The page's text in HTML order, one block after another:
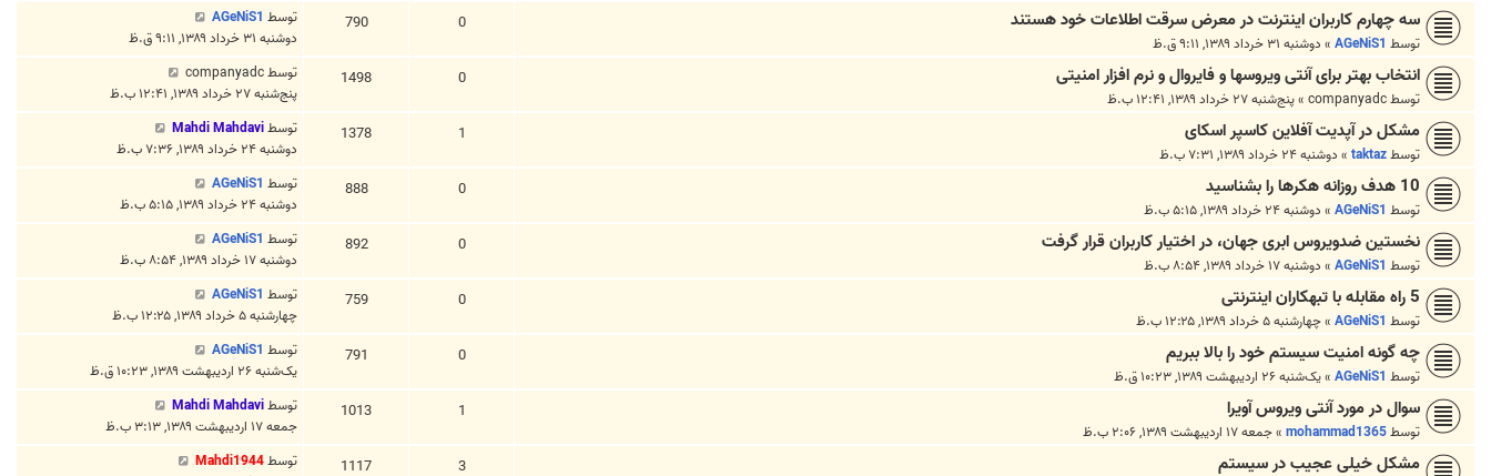
سه چهارم كاربران اينترنت در معرض سرقت اطلاعات خود هستند
توسط AGeNiS1
» دوشنبه ۳۱ خرداد ۱۳۸۹, ۹:۱۱ ق.ظ
0
790 توسط AGeNiS1
دوشنبه ۳۱ خرداد ۱۳۸۹, ۹:۱۱ ق.ظ
انتخاب بهتر برای آنتی ویروسها و فایروال و نرم افزار امنیتی
توسطcompanyadc
»پنج‌شنبه ۲۷ خرداد ۱۳۸۹, ۱۲:۴۱ ب.ظ
0
1498 توسطcompanyadc
پنج‌شنبه ۲۷ خرداد ۱۳۸۹, ۱۲:۴۱ ب.ظ
مشکل در آپدیت آفلاین کاسپر اسکای
توسطtaktaz
» دوشنبه ۲۴ خرداد ۱۳۸۹, ۷:۳۱ ب.ظ
1
1378 توسطMahdi Mahdavi
دوشنبه ۲۴ خرداد ۱۳۸۹, ۷:۳۶ ب.ظ
10 هدف روزانه هکرها را بشناسید
توسط AGeNiS1
» دوشنبه ۲۴ خرداد ۱۳۸۹, ۵:۱۵ ب.ظ
0
888 توسط AGeNiS1
دوشنبه ۲۴ خرداد ۱۳۸۹, ۵:۱۵ ب.ظ
نخستین ضدویروس ابری جهان، در اختیار کاربران قرار گرفت
توسط AGeNiS1
» دوشنبه ۱۷ خرداد ۱۳۸۹, ۸:۵۴ ب.ظ
0
892 توسط AGeNiS1
دوشنبه ۱۷ خرداد ۱۳۸۹, ۸:۵۴ ب.ظ
5 راه مقابله با تبهکاران اینترنتی
توسط AGeNiS1
»چهارشنبه ۵ خرداد ۱۳۸۹, ۱۲:۲۵ ب.ظ
0
759 توسط AGeNiS1
چهارشنبه ۵ خرداد ۱۳۸۹, ۱۲:۲۵ ب.ظ
چه گونه امنیت سیستم خود را بالا ببریم
توسط AGeNiS1
»یک‌شنبه ۲۶ اردیبهشت ۱۳۸۹, ۱۰:۲۳ ق.ظ
0
791 توسط AGeNiS1
یک‌شنبه ۲۶ اردیبهشت ۱۳۸۹, ۱۰:۲۳ ق.ظ
سوال در مورد آنتی ویروس آویرا
توسطmohammad1365
»جمعه ۱۷ اردیبهشت ۱۳۸۹, ۲:۰۶ ب.ظ
1
1013 توسطMahdi Mahdavi
جمعه ۱۷ اردیبهشت ۱۳۸۹, ۳:۱۳ ب.ظ
مشکل خیلی عجیب در سیستم 3
1117 توسطMahdi1944